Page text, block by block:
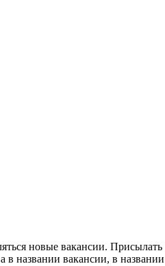
новые вакансии. Присылать
в названии вакансии, в